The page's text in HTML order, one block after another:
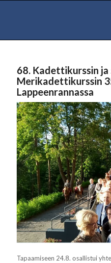
68. Kadettikurssin ja
Merikadettikurssin
Lappeenrannassa
Tapaamiseen 24.8. osallistui